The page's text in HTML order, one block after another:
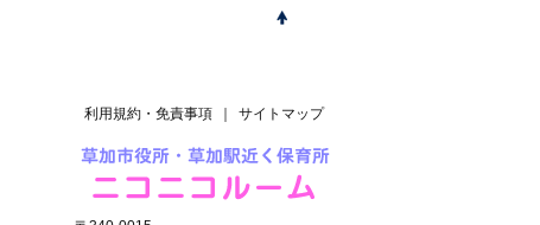
サイトマップ
利用規約・免責事項